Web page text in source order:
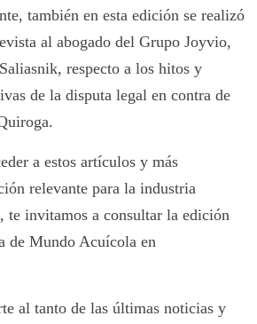
también en esta edición se realizó
al abogado del Grupo Joyvio,
respecto a los hitos y
de la disputa legal en contra de
a estos artículos y más
relevante para la industria
te invitamos a consultar la edición
de Mundo Acuícola en
al tanto de las últimas noticias y